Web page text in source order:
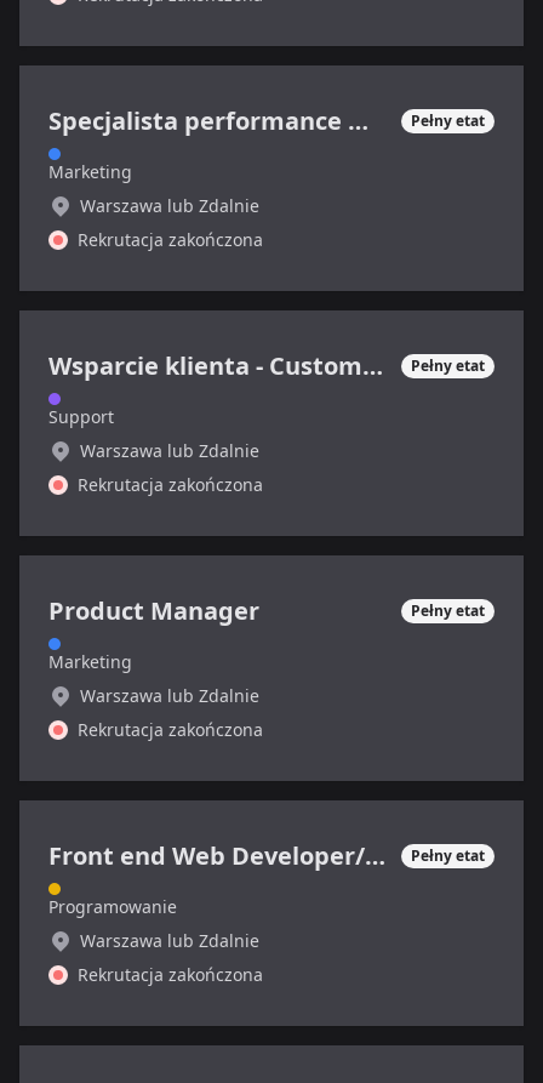
Specjalista performance marketing (sektor SaaS) Pełny etat
Marketing
Warszawa lub Zdalnie
Rekrutacja zakończona
Wsparcie klienta - Customer Support Specialist Pełny etat
Support
Warszawa lub Zdalnie
Rekrutacja zakończona
Product Manager Pełny etat
Marketing
Warszawa lub Zdalnie
Rekrutacja zakończona
Front end Web Developer/Grafik Pełny etat
Programowanie
Warszawa lub Zdalnie
Rekrutacja zakończona